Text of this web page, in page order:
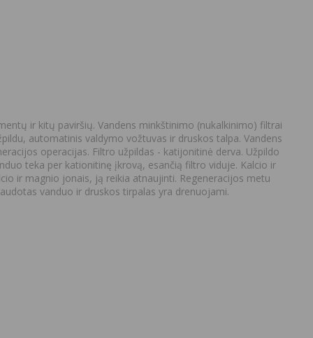
ir kitų paviršių. Vandens minkštinimo (nukalkinimo) filtrai
automatinis valdymo vožtuvas ir druskos talpa. Vandens
operacijas. Filtro užpildas - katijonitinė derva. Užpildo
teka per kationitinę įkrovą, esančią filtro viduje. Kalcio ir
ir magnio jonais, ją reikia atnaujinti. Regeneracijos metu
vanduo ir druskos tirpalas yra drenuojami.